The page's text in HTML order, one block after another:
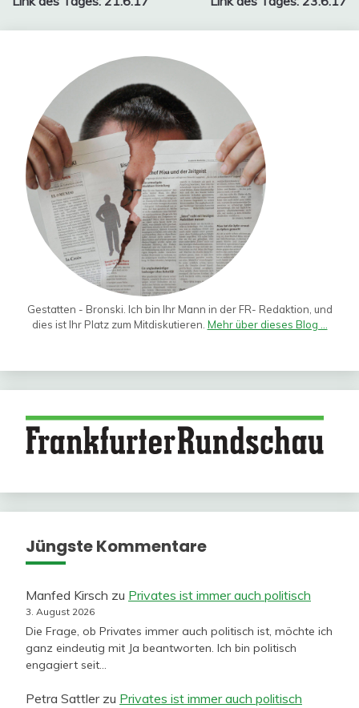
Gestatten - Bronski. Ich bin Ihr Mann in der FR- Redaktion, und
dies ist Ihr Platz zum Mitdiskutieren. Mehr über dieses Blog ...
Jüngste Kommentare
Manfed Kirsch zu Privates ist immer auch politisch
3. August 2026
Die Frage, ob Privates immer auch politisch ist, möchte ich
ganz eindeutig mit Ja beantworten. Ich bin politisch
engagiert seit…
Petra Sattlerzu Privates ist immer auch politisch